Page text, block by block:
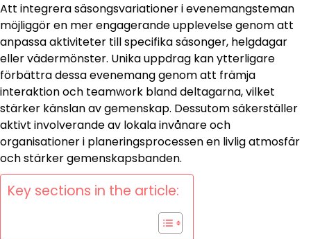
Att integrera säsongsvariationer i evenemangsteman
möjliggör en mer engagerande upplevelse genom att
anpassa aktiviteter till specifika säsonger, helgdagar
eller vädermönster. Unika uppdrag kan ytterligare
förbättra dessa evenemang genom att främja
interaktion och teamwork bland deltagarna, vilket
stärker känslan av gemenskap. Dessutom säkerställer
aktivt involverande av lokala invånare och
organisationer i planeringsprocessen en livlig atmosfär
och stärker gemenskapsbanden.
Key sections in the article: